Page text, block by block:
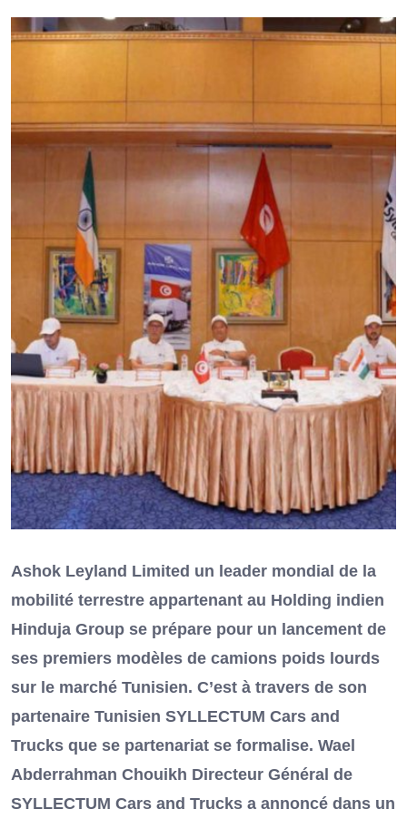
Ashok Leyland Limited un leader mondial de la
mobilité terrestre appartenant au Holding indien
Hinduja Group se prépare pour un lancement de
ses premiers modèles de camions poids lourds
sur le marché Tunisien. C’est à travers de son
partenaire Tunisien SYLLECTUM Cars and
Trucks que se partenariat se formalise. Wael
Abderrahman Chouikh Directeur Général de
SYLLECTUM Cars and Trucks a annoncé dans un